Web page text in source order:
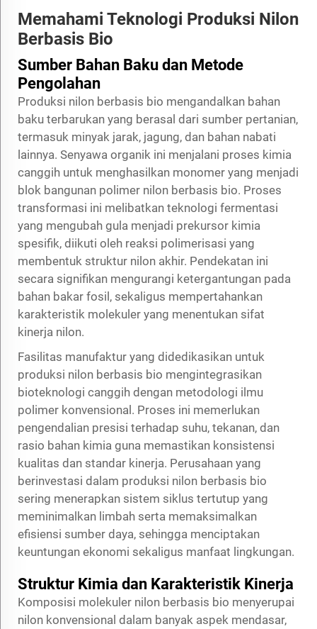
Memahami Teknologi Produksi Nilon
Berbasis Bio
Sumber Bahan Baku dan Metode
Pengolahan
Produksi nilon berbasis bio mengandalkan bahan
baku terbarukan yang berasal dari sumber pertanian,
termasuk minyak jarak, jagung, dan bahan nabati
lainnya. Senyawa organik ini menjalani proses kimia
canggih untuk menghasilkan monomer yang menjadi
blok bangunan polimer nilon berbasis bio. Proses
transformasi ini melibatkan teknologi fermentasi
yang mengubah gula menjadi prekursor kimia
spesifik, diikuti oleh reaksi polimerisasi yang
membentuk struktur nilon akhir. Pendekatan ini
secara signifikan mengurangi ketergantungan pada
bahan bakar fosil, sekaligus mempertahankan
karakteristik molekuler yang menentukan sifat
kinerja nilon.
Fasilitas manufaktur yang didedikasikan untuk
produksi nilon berbasis bio mengintegrasikan
bioteknologi canggih dengan metodologi ilmu
polimer konvensional. Proses ini memerlukan
pengendalian presisi terhadap suhu, tekanan, dan
rasio bahan kimia guna memastikan konsistensi
kualitas dan standar kinerja. Perusahaan yang
berinvestasi dalam produksi nilon berbasis bio
sering menerapkan sistem siklus tertutup yang
meminimalkan limbah serta memaksimalkan
efisiensi sumber daya, sehingga menciptakan
keuntungan ekonomi sekaligus manfaat lingkungan.
Struktur Kimia dan Karakteristik Kinerja
Komposisi molekuler nilon berbasis bio menyerupai
nilon konvensional dalam banyak aspek mendasar,